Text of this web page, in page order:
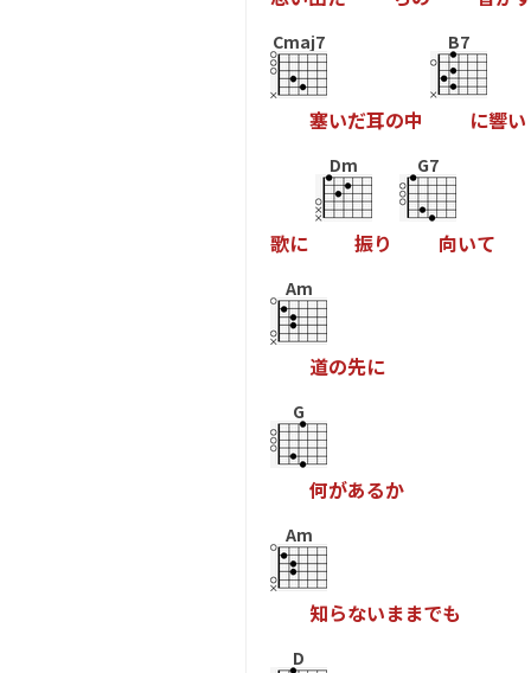
Cmaj7
塞いだ耳の中
B7
に響い
歌に
Dm
振り
G7
向いて
Am
道の先に
G
何があるか
Am
知らないままでも
D